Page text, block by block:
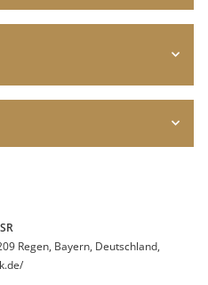
Regen, Bayern, Deutschland,